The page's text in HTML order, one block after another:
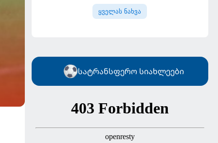
დამატებას გეგმავს
ყველას ნახვა
სატრანსფერო სიახლეები